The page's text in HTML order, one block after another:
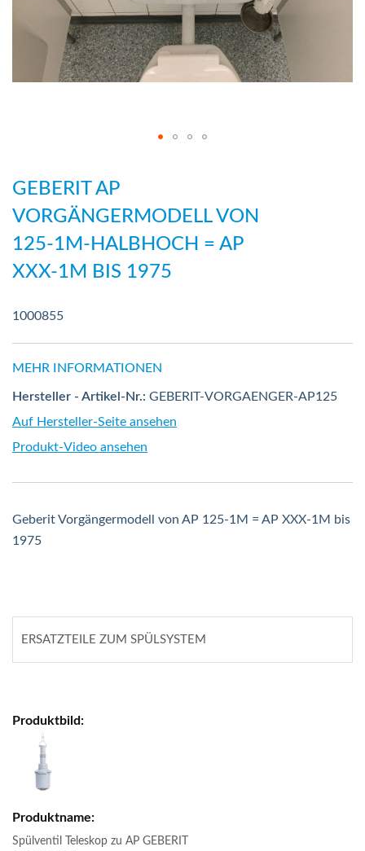
GEBERIT AP
VORGÄNGERMODELL VON
125-1M-HALBHOCH = AP
XXX-1M BIS 1975
1000855
MEHR INFORMATIONEN
Hersteller - Artikel-Nr.: GEBERIT-VORGAENGER-AP125
Auf Hersteller-Seite ansehen
Produkt-Video ansehen
Geberit Vorgängermodell von AP 125-1M = AP XXX-1M bis
1975
Anfang
Bildergalerie
springen
ERSATZTEILE ZUM SPÜLSYSTEM
Produkte
Artikel
Spülventil Teleskop zu AP GEBERIT